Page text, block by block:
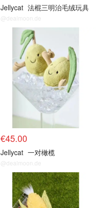
Jellycat 法棍三明治毛绒玩具
@dealmoon.de
€45.00
Jellycat 一对橄榄
@dealmoon.de